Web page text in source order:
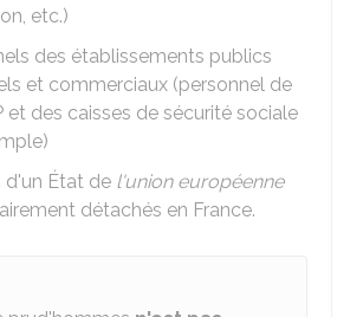
etc.)
des établissements publics
et commerciaux (personnel de
et des caisses de sécurité sociale
d'un État de l'union européenne
détachés en France.